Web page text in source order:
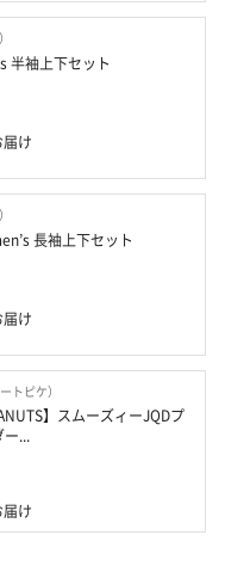
半袖上下セット
届け
長袖上下セット
届け
トピケ）
】スムーズィーJQDプ
ー...
届け